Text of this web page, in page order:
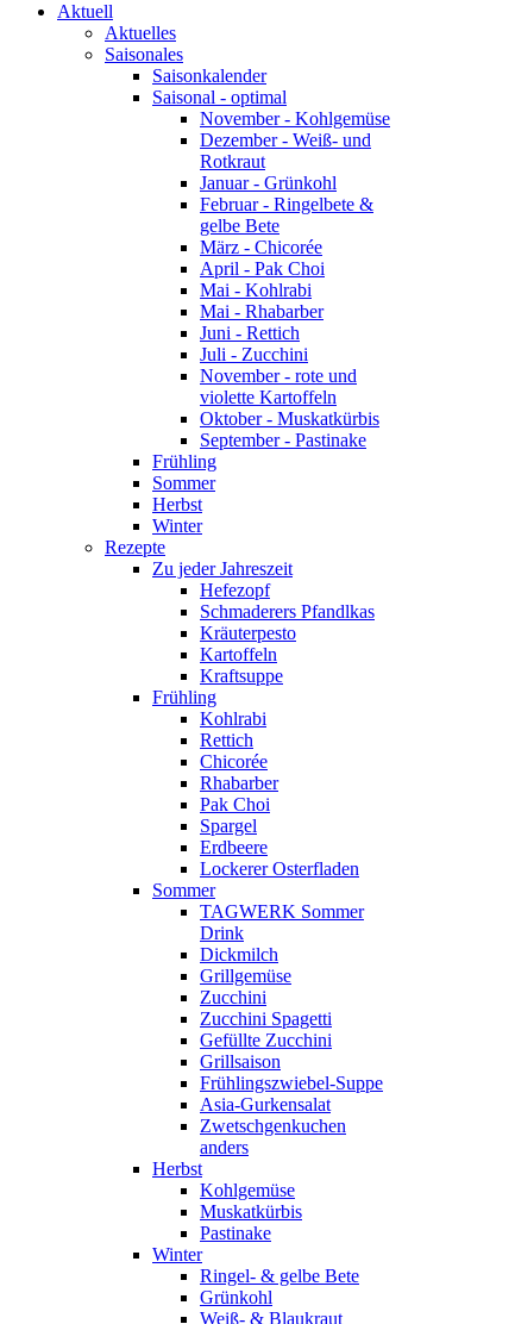
Aktuell
Aktuelles
Saisonales
Saisonkalender
Saisonal - optimal
November - Kohlgemüse
Dezember - Weiß- und
Rotkraut
Januar - Grünkohl
Februar - Ringelbete &
gelbe Bete
März - Chicorée
April - Pak Choi
Mai - Kohlrabi
Mai - Rhabarber
Juni - Rettich
Juli - Zucchini
November - rote und
violette Kartoffeln
Oktober - Muskatkürbis
September - Pastinake
Frühling
Sommer
Herbst
Winter
Rezepte
Zu jeder Jahreszeit
Hefezopf
Schmaderers Pfandlkas
Kräuterpesto
Kartoffeln
Kraftsuppe
Frühling
Kohlrabi
Rettich
Chicorée
Rhabarber
Pak Choi
Spargel
Erdbeere
Lockerer Osterfladen
Sommer
TAGWERK Sommer
Drink
Dickmilch
Grillgemüse
Zucchini
Zucchini Spagetti
Gefüllte Zucchini
Grillsaison
Frühlingszwiebel-Suppe
Asia-Gurkensalat
Zwetschgenkuchen
anders
Herbst
Kohlgemüse
Muskatkürbis
Pastinake
Winter
Ringel- & gelbe Bete
Grünkohl
Weiß- & Blaukraut